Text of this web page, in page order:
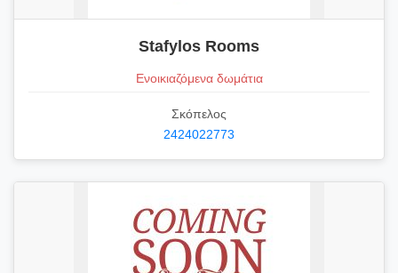
Stafylos Rooms
Ενοικιαζόμενα δωμάτια
Σκόπελος
2424022773